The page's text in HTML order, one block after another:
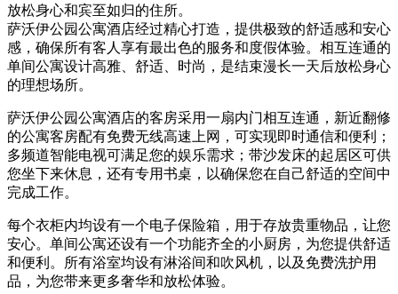
放松身心和宾至如归的住所。
萨沃伊公园公寓酒店经过精心打造，提供极致的舒适感和安心
感，确保所有客人享有最出色的服务和度假体验。相互连通的
单间公寓设计高雅、舒适、时尚，是结束漫长一天后放松身心
的理想场所。
萨沃伊公园公寓酒店的客房采用一扇内门相互连通，新近翻修
的公寓客房配有免费无线高速上网，可实现即时通信和便利；
多频道智能电视可满足您的娱乐需求；带沙发床的起居区可供
您坐下来休息，还有专用书桌，以确保您在自己舒适的空间中
完成工作。
每个衣柜内均设有一个电子保险箱，用于存放贵重物品，让您
安心。单间公寓还设有一个功能齐全的小厨房，为您提供舒适
和便利。所有浴室均设有淋浴间和吹风机，以及免费洗护用
品，为您带来更多奢华和放松体验。